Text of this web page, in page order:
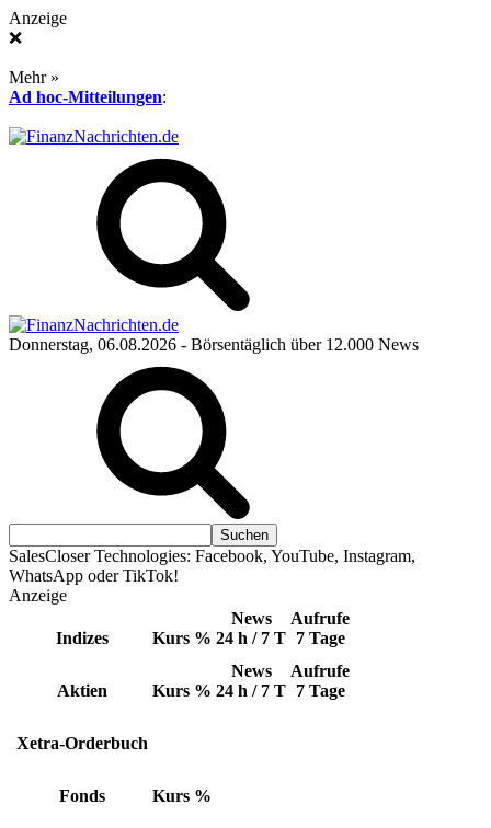
Anzeige
❌
Mehr »
Ad hoc-Mitteilungen:
Donnerstag, 06.08.2026 - Börsentäglich über 12.000 News
SalesCloser Technologies: Facebook, YouTube, Instagram,
WhatsApp oder TikTok!
Anzeige
Indizes Kurs %
News
24 h / 7 T
Aufrufe
7 Tage
Aktien Kurs %
News
24 h / 7 T
Aufrufe
7 Tage
Xetra-Orderbuch
Fonds Kurs %